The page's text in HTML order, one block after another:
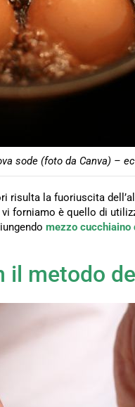
sode (foto da Canva) –
risulta la fuoriuscita
forniamo è quello di
mezzo cucchiaino
il metodo